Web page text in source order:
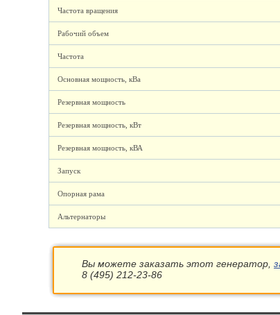
Частота вращения
Рабочий объем
Частота
Основная мощность, кВа
Резервная мощность
Резервная мощность, кВт
Резервная мощность, кВА
Запуск
Опорная рама
Альтернаторы
Вы можете заказать этот генератор,
8 (495) 212-23-86